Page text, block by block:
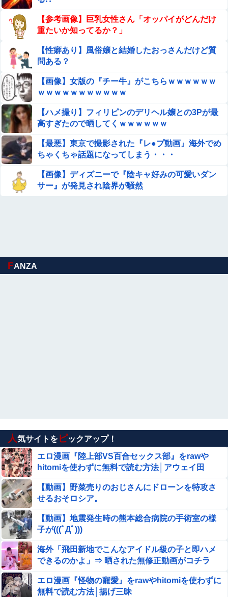
【画像】かつて天下を獲っていたYouTuberの現在ｗｗ
消費税減税をなんとしても阻止したい石破前首相、「何い
ってんのこいつ」と有権者をドン引きさせるよな屁理屈
を……他
結婚相談所職員さん、子なし女にド正論を述べてしまう…
【画像】福岡、こんなのが普通に走ってるｗｗｗｗｗｗｗ
ｗｗｗｗｗｗｗｗｗ
【衝撃】中国製ルーター20機種にバックドア発見！ ネッ
トに繋ぐだけで35秒ごとに中国のサーバーと通信
【画像】坂道女子のバスト一覧ｗｗｗｗｗｗｗｗｗｗｗｗ
wｗｗｗｗ
【悲報】大学生の頃に出会った小学生と結婚した男、めち
王子が登場！
積水ハウス「地面師に55億円騙し取られた…」ワイ「はえ
ーかわいそう…会社滅茶苦茶やろなぁ」→
【地獄の予感】気団先輩との二人飲み…幸せ気分が一転し
そうな理由がコレｗｗｗｗ
暴力行為法違反の疑いで、毎日新聞記者を逮捕
【閲覧注意】お願いだからフェイクであってほしいこの女
児の動画、本物だった…
【画像】 どえらい乳のJSが発見される
【参考画像】巨乳女性さん「オッパイがどんだけ
重たいか知ってるか？」
【性癖あり】風俗嬢と結婚したおっさんだけど質
問ある？
【画像】女版の『チー牛』がこちらｗｗｗｗｗｗ
ｗｗｗｗｗｗｗｗｗｗｗ
【ハメ撮り】フィリピンのデリヘル嬢との3Pが最
高すぎたので晒してくｗｗｗｗｗｗ
【最悪】東京で撮影された『レ●プ動画』海外でめ
ちゃくちゃ話題になってしまう・・・
【画像】ディズニーで『陰キャ好みの可愛いダン
サー』が発見され陰界が騒然
FANZA
人気サイトをピックアップ！
エロ漫画『陸上部VS百合セックス部』をrawや
hitomiを使わずに無料で読む方法│アウェイ田
【動画】野菜売りのおじさんにドローンを特攻さ
せるおそロシア。
【動画】地震発生時の熊本総合病院の手術室の様
子が(((ﾟДﾟ)))
海外「飛田新地でこんなアイドル級の子と即ハメ
できるのかよ」⇒ 晒された無修正動画がコチラ
エロ漫画『怪物の寵愛』をrawやhitomiを使わずに
無料で読む方法│揚げ三昧